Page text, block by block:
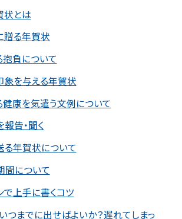
状とは
贈る年賀状
負について
象を与える年賀状
康を気遣う文例について
告・聞く
年賀状について
間について
上手に書くコツ
つまでに出せばよいか？遅れてしまっ